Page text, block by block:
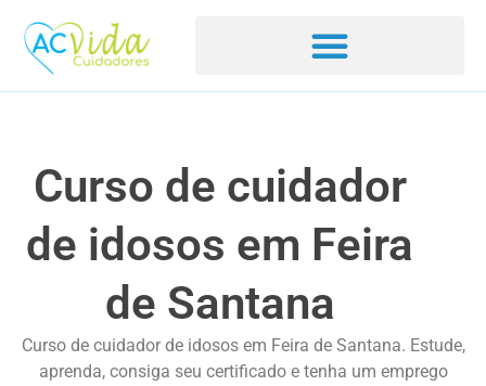
Curso de cuidador
de idosos em Feira
de Santana
Curso de cuidador de idosos em Feira de Santana. Estude,
aprenda, consiga seu certificado e tenha um emprego